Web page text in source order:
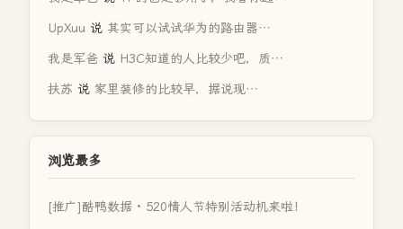
UpXuu 说 其实可以试试华为的路由器…
我是军爸 说 H3C知道的人比较少吧，质…
扶苏 说 家里装修的比较早，据说现…
浏览最多
[推广]酷鸭数据 · 520情人节特别活动机来啦！